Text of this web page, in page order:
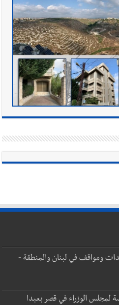
ومواقف في لبنان والمنطقة -
لمجلس الوزراء في قصر بعبدا